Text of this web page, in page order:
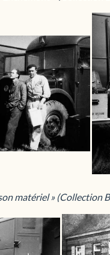
matériel » (Collection